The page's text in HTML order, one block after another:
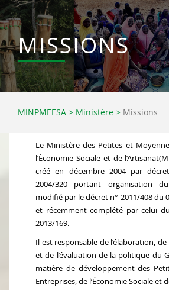
MISSIONS
MINPMEESA > Ministère > Missions
Le Ministère des Petites et
l’Économie Sociale et de
créé en décembre 2004 par
2004/320 portant organisation
modifié par le décret n° 2011/408 du
et récemment complété par celui
2013/169.
Il est responsable de l’élaboration,
et de l’évaluation de la politique du
matière de développement des
Entreprises, de l’Économie Sociale et